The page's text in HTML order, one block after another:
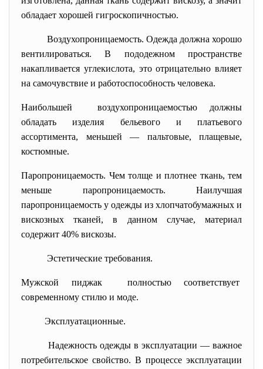
обладает хорошей гигроскопичностью.
Воздухопроницаемость. Одежда должна хорошо
вентилироваться. В пододежном пространстве
накапливается углекислота, это отрицательно влияет
на самочувствие и работоспособность человека.
Наибольшей воздухопроницаемостью должны
обладать изделия бельевого и платьевого
ассортимента, меньшей — пальтовые, плащевые,
костюмные.
Паропроницаемость. Чем толще и плотнее ткань, тем
меньше паропроницаемость. Наилучшая
паропроницаемость у одежды из хлопчатобумажных и
вискозных тканей, в данном случае, материал
содержит 40% вискозы.
Эстетические требования.
Мужской пиджак полностью соответствует
современному стилю и моде.
Эксплуатационные.
Надежность одежды в эксплуатации — важное
потребительское свойство. В процессе эксплуатации